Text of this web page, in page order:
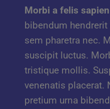
Morbi a felis sapien
bibendum
sem pharetra nec.
suscipit luctus.
tristique mollis.
venenatis placerat.
pretium urna